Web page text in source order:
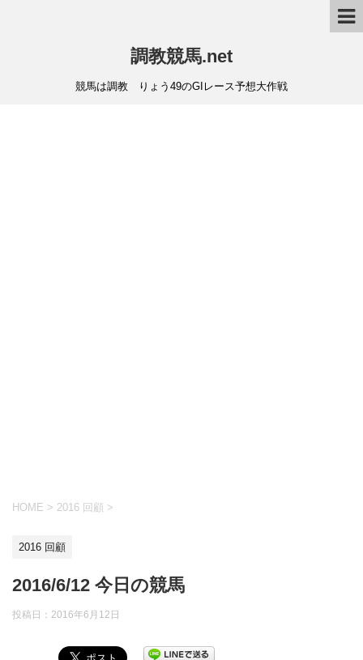
調教競馬.net
競馬は調教 りょう49のGIレース予想大作戦
HOME > 2016 回顧 >
2016 回顧
2016/6/12 今日の競馬
投稿日： 2016年6月12日